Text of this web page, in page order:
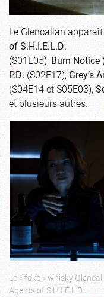
Le Glencallan
of S.H.I.E.L.D.
(S01E05),Burn Notice
P.D.(S02E17),Grey’s
(S04E14 et S05E03),
et plusieurs autres.
Le « fake » whisky
Agents of S.H.I.E.L.D.